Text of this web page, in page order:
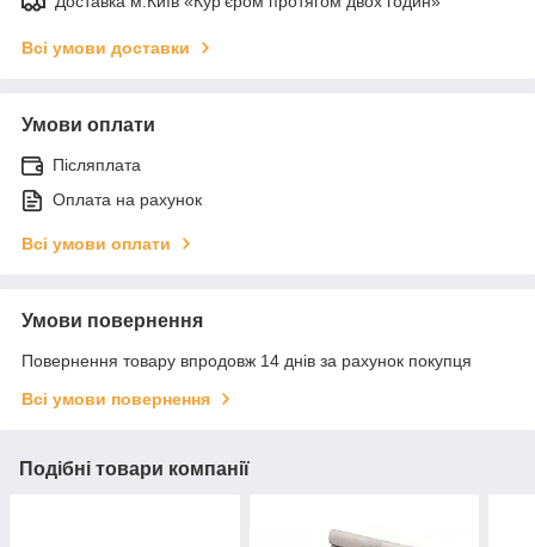
Всі умови доставки
Умови оплати
Післяплата
Оплата на рахунок
Всі умови оплати
Умови повернення
Повернення товару впродовж 14 днів за рахунок покупця
Всі умови повернення
Подібні товари компанії